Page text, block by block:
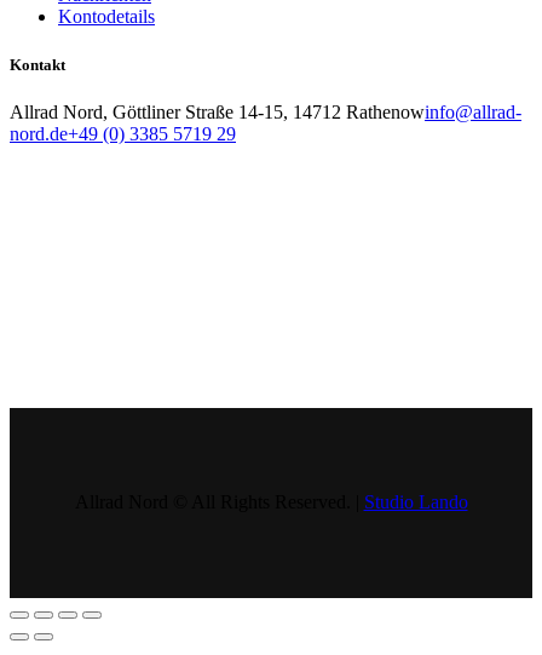
Kontodetails
Kontakt
Allrad Nord, Göttliner Straße 14-15, 14712 Rathenowinfo@allrad-
nord.de+49 (0) 3385 5719 29
Studio Lando